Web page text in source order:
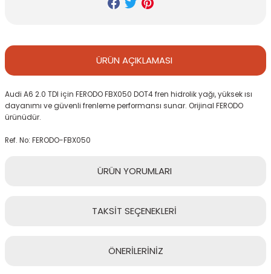
ÜRÜN AÇIKLAMASI
Audi A6 2.0 TDI için FERODO FBX050 DOT4 fren hidrolik yağı, yüksek ısı
dayanımı ve güvenli frenleme performansı sunar. Orijinal FERODO
ürünüdür.
Ref. No: FERODO-FBX050
ÜRÜN YORUMLARI
TAKSİT SEÇENEKLERİ
ÖNERİLERİNİZ